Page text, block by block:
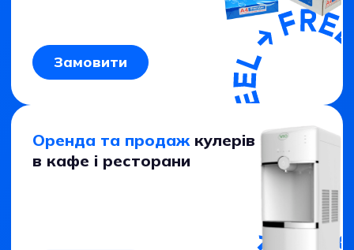
Замовити
Оренда та продаж кулерів
в кафе і ресторани